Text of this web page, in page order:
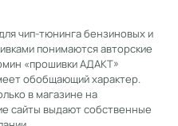
чип-тюнинга бензиновых и
понимаются авторские
«прошивки АДАКТ»
обобщающий характер.
в магазине на
сайты выдают собственные